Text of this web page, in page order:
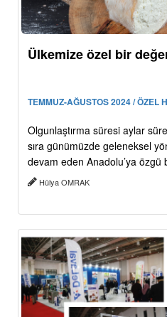
Ülkemize özel bir
TEMMUZ-AĞUSTOS 2024 / ÖZEL
Olgunlaştırma süresi aylar
sıra günümüzde geleneksel
devam eden Anadolu’ya özgü
Hülya OMRAK